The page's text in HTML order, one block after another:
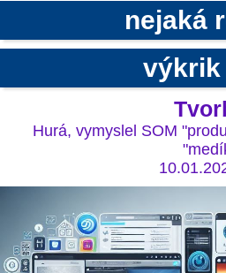
nejaká
výkrik
Hurá, vymyslel SOM